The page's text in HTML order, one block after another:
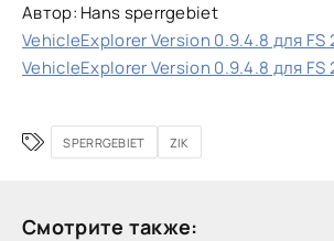
Автор: Hans sperrgebiet
VehicleExplorer Version 0.9.4.8 для FS
VehicleExplorer Version 0.9.4.8 для FS
SPERRGEBIET ZIK
Смотрите также: